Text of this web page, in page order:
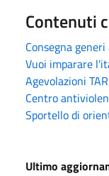
Contenuti
Consegna
Vuoi imparare
Agevolazioni
Centro
Sportello di
Ultimo